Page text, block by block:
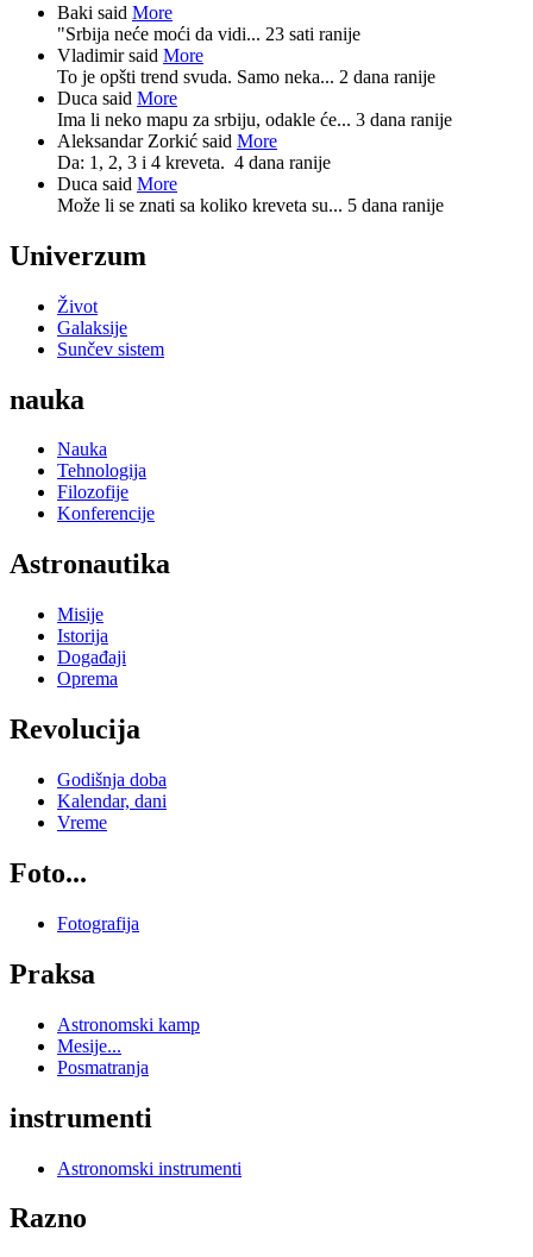
Baki said More
"Srbija neće moći da vidi... 23 sati ranije
Vladimir said More
To je opšti trend svuda. Samo neka... 2 dana ranije
Duca said More
Ima li neko mapu za srbiju, odakle će... 3 dana ranije
Aleksandar Zorkić said More
Da: 1, 2, 3 i 4 kreveta. 4 dana ranije
Duca said More
Može li se znati sa koliko kreveta su... 5 dana ranije
Univerzum
Život
Galaksije
Sunčev sistem
nauka
Nauka
Tehnologija
Filozofije
Konferencije
Astronautika
Misije
Istorija
Događaji
Oprema
Revolucija
Godišnja doba
Kalendar, dani
Vreme
Foto...
Fotografija
Praksa
Astronomski kamp
Mesije...
Posmatranja
instrumenti
Astronomski instrumenti
Razno